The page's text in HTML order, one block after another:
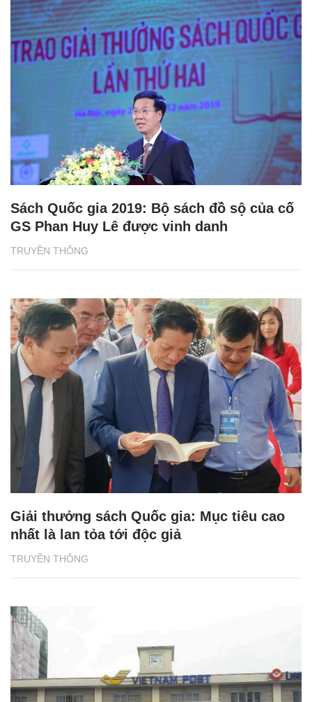
TRUYỀN THÔNG
Sách Quốc gia 2019: Bộ sách đồ sộ của cố
GS Phan Huy Lê được vinh danh
TRUYỀN THÔNG
Giải thưởng sách Quốc gia: Mục tiêu cao
nhất là lan tỏa tới độc giả